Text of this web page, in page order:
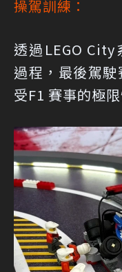
操駕訓練：
透過LEGO
過程，最後駕
受F1 賽事的極限